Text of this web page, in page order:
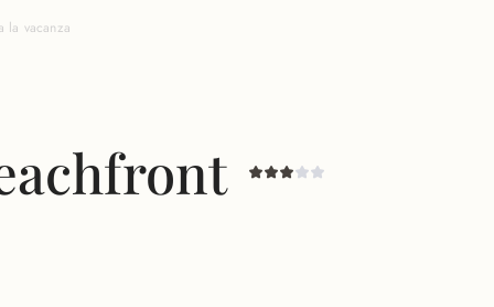
la vacanza